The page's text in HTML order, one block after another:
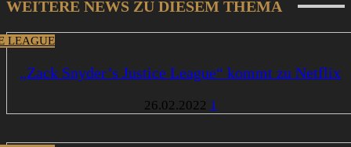
WEITERE NEWS ZU DIESEM THEMA
LEAGUE
„Zack Snyder’s Justice League“ kommt zu Netflix
26.02.2022 1